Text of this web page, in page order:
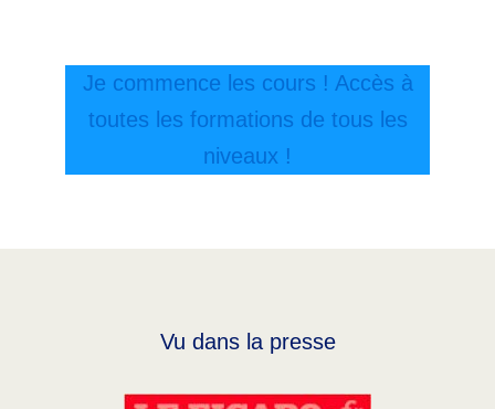
Je commence les cours ! Accès à
toutes les formations de tous les
niveaux !
Vu dans la presse